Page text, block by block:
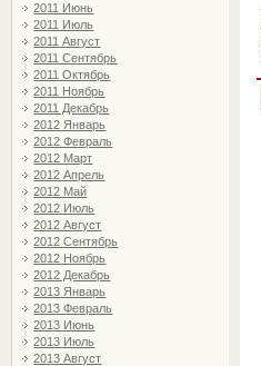
2011 Июнь
2011 Июль
2011 Август
2011 Сентябрь
2011 Октябрь
2011 Ноябрь
2011 Декабрь
2012 Январь
2012 Февраль
2012 Март
2012 Апрель
2012 Май
2012 Июль
2012 Август
2012 Сентябрь
2012 Ноябрь
2012 Декабрь
2013 Январь
2013 Февраль
2013 Июнь
2013 Июль
2013 Август